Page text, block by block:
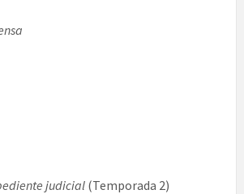
judicial (Temporada 2)